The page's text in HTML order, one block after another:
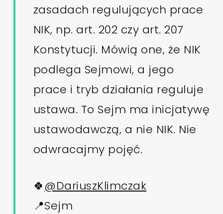
zasadach regulujących prace
NIK, np. art. 202 czy art. 207
Konstytucji. Mówią one, że NIK
podlega Sejmowi, a jego
prace i tryb działania reguluje
ustawa. To Sejm ma inicjatywę
ustawodawczą, a nie NIK. Nie
odwracajmy pojęć.
🍀@DariuszKlimczak
📍Sejm